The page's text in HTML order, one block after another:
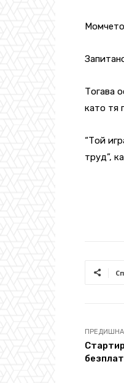
Тогава
като тя
“Той
труд”,
ПРЕДИШНА